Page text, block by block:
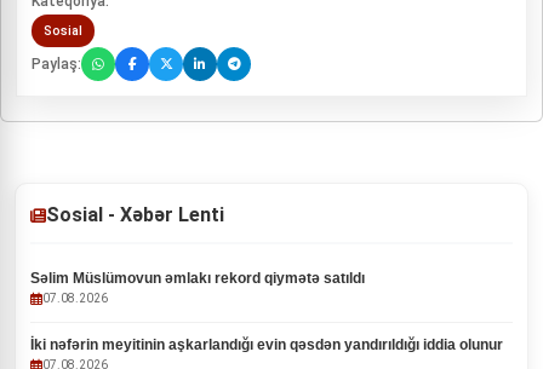
Sosial
Paylaş:
Sosial - Xəbər Lenti
Səlim Müslümovun əmlakı rekord qiymətə satıldı
07.08.2026
İki nəfərin meyitinin aşkarlandığı evin qəsdən yandırıldığı iddia olunur
07.08.2026